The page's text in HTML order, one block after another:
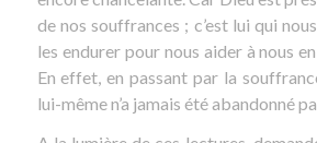
de nos souffrances ; c’est lui qui
les endurer pour nous aider à nous
En effet, en passant par la
lui-même n’a jamais été abandonné